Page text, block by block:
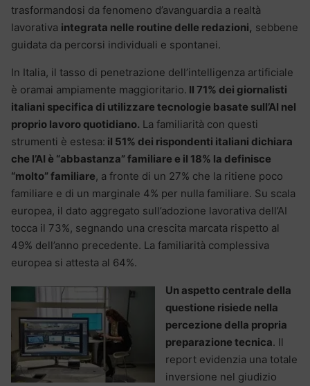
trasformandosi da fenomeno d’avanguardia a realtà
lavorativa integrata nelle routine delle redazioni, sebbene
guidata da percorsi individuali e spontanei.
In Italia, il tasso di penetrazione dell’intelligenza artificiale
è oramai ampiamente maggioritario. Il 71% dei giornalisti
italiani specifica di utilizzare tecnologie basate sull’AI nel
proprio lavoro quotidiano. La familiarità con questi
strumenti è estesa: il 51% dei rispondenti italiani dichiara
che l’AI è “abbastanza” familiare e il 18% la definisce
“molto” familiare, a fronte di un 27% che la ritiene poco
familiare e di un marginale 4% per nulla familiare. Su scala
europea, il dato aggregato sull’adozione lavorativa dell’AI
tocca il 73%, segnando una crescita marcata rispetto al
49% dell’anno precedente. La familiarità complessiva
europea si attesta al 64%.
Un aspetto centrale della
questione risiede nella
percezione della propria
preparazione tecnica. Il
report evidenzia una totale
inversione nel giudizio